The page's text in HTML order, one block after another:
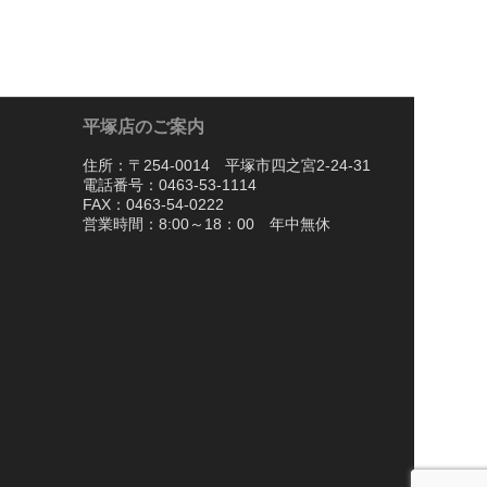
平塚店のご案内
住所：〒254-0014 平塚市四之宮2-24-31
電話番号：0463-53-1114
FAX：0463-54-0222
営業時間：8:00～18：00 年中無休